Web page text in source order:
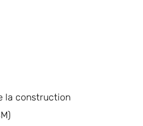
la construction